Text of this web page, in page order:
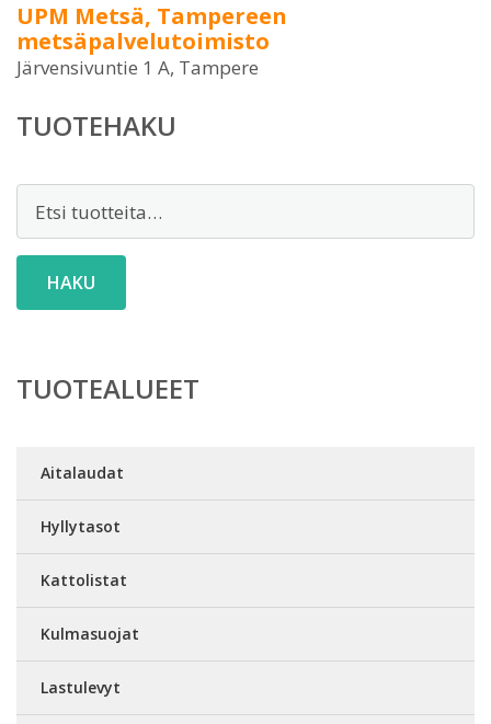
UPM Metsä, Tampereen
metsäpalvelutoimisto
Järvensivuntie 1 A, Tampere
TUOTEHAKU
HAKU
TUOTEALUEET
Aitalaudat
Hyllytasot
Kattolistat
Kulmasuojat
Lastulevyt